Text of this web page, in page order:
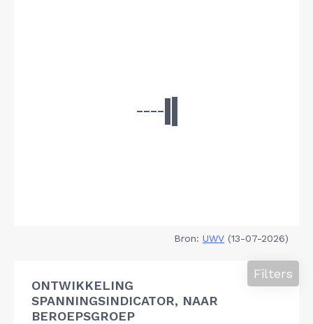
Bron: UWV (13-07-2026)
ONTWIKKELING
SPANNINGSINDICATOR, NAAR
BEROEPSGROEP
Filters